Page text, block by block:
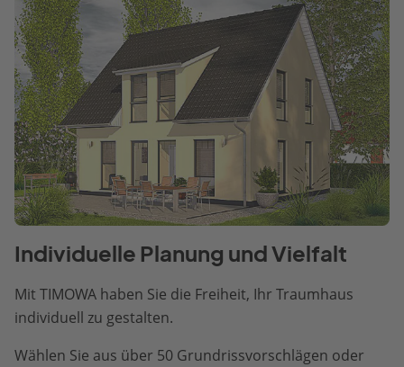
Individuelle Planung und Vielfalt
Mit TIMOWA haben Sie die Freiheit, Ihr Traumhaus
individuell zu gestalten.
Wählen Sie aus über 50 Grundrissvorschlägen oder